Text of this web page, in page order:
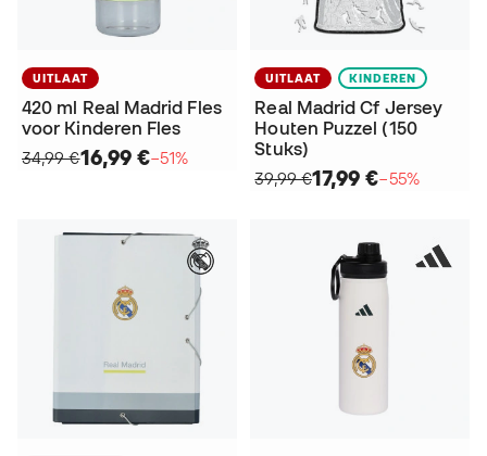
UITLAAT
420 ml Real Madrid Fles
voor Kinderen Fles
34,99 €16,99 €−51%
UITLAAT KINDEREN
Real Madrid Cf Jersey
Houten Puzzel (150
Stuks)
39,99 €17,99 €−55%